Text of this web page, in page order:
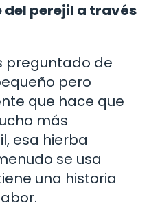
del perejil a través
preguntado de
pero
que hace que
más
esa hierba
se usa
una historia